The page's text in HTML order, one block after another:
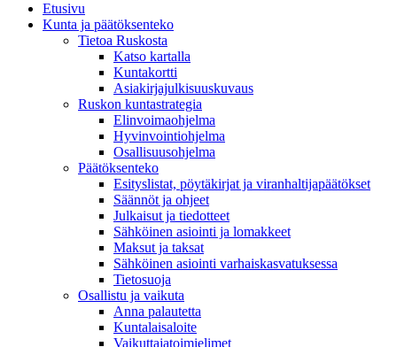
Etusivu
Kunta ja päätöksenteko
Tietoa Ruskosta
Katso kartalla
Kuntakortti
Asiakirjajulkisuuskuvaus
Ruskon kuntastrategia
Elinvoimaohjelma
Hyvinvointiohjelma
Osallisuusohjelma
Päätöksenteko
Esityslistat, pöytäkirjat ja viranhaltijapäätökset
Säännöt ja ohjeet
Julkaisut ja tiedotteet
Sähköinen asiointi ja lomakkeet
Maksut ja taksat
Sähköinen asiointi varhaiskasvatuksessa
Tietosuoja
Osallistu ja vaikuta
Anna palautetta
Kuntalaisaloite
Vaikuttajatoimielimet